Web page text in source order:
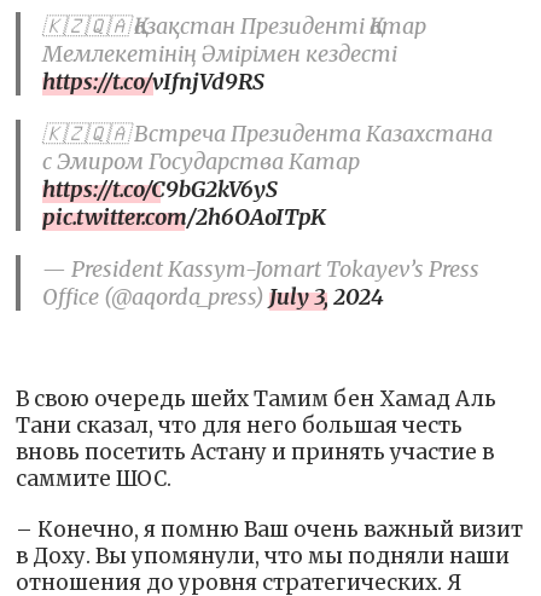
🇰🇿🇶🇦 Қазақстан Президенті Қатар
Мемлекетінің Әмірімен кездесті
https://t.co/vIfnjVd9RS
🇰🇿🇶🇦 Встреча Президента Казахстана
с Эмиром Государства Катар
https://t.co/C9bG2kV6yS
pic.twitter.com/2h6OAoITpK
— President Kassym-Jomart Tokayev’s Press
Office (@aqorda_press)July 3, 2024
В свою очередь шейх Тамим бен Хамад Аль
Тани сказал, что для него большая честь
вновь посетить Астану и принять участие в
саммите ШОС.
– Конечно, я помню Ваш очень важный визит
в Доху. Вы упомянули, что мы подняли наши
отношения до уровня стратегических. Я